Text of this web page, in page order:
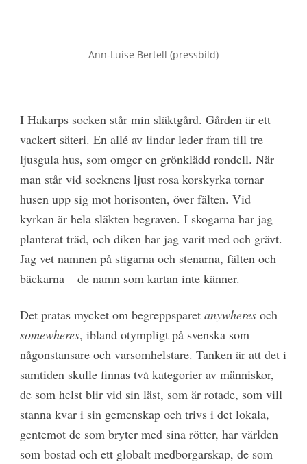
Ann-Luise Bertell (pressbild)
I Hakarps socken står min släktgård. Gården är ett
vackert säteri. En allé av lindar leder fram till tre
ljusgula hus, som omger en grönklädd rondell. När
man står vid socknens ljust rosa korskyrka tornar
husen upp sig mot horisonten, över fälten. Vid
kyrkan är hela släkten begraven. I skogarna har jag
planterat träd, och diken har jag varit med och grävt.
Jag vet namnen på stigarna och stenarna, fälten och
bäckarna – de namn som kartan inte känner.
Det pratas mycket om begreppsparet anywheres och
somewheres, ibland otympligt på svenska som
någonstansare och varsomhelstare. Tanken är att det i
samtiden skulle finnas två kategorier av människor,
de som helst blir vid sin läst, som är rotade, som vill
stanna kvar i sin gemenskap och trivs i det lokala,
gentemot de som bryter med sina rötter, har världen
som bostad och ett globalt medborgarskap, de som